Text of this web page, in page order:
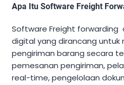
Apa Itu Software Freight
Software Freight forwarding
digital yang dirancang untuk
pengiriman barang secara
pemesanan pengiriman,
real-time, pengelolaan